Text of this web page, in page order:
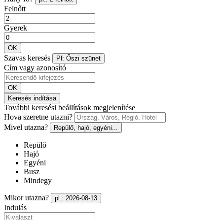
Felnőtt
Gyerek
OK
Szavas keresés Pl: Őszi szünet
Cím vagy azonosító
OK
Keresés indítása
További keresési beállítások megjelenítése
Hova szeretne utazni?
Mivel utazna?
Repülő, hajó, egyéni...
Repülő
Hajó
Egyéni
Busz
Mindegy
Mikor utazna? pl.: 2026-08-13
Indulás